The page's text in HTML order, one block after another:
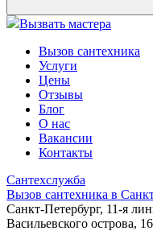
Вызвать мастера
Вызов сантехника
Услуги
Цены
Отзывы
Блог
О нас
Вакансии
Контакты
Сантехслужба
Вызов сантехника в
Санкт-Петербург, 11-я
Васильевского острова, 16